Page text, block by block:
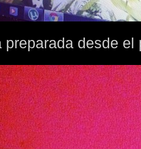
preparada desde el